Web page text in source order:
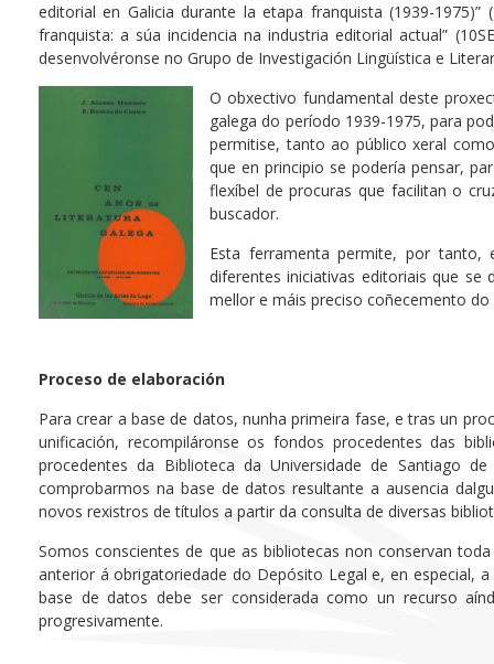
editorial en Galicia durante la etapa franquista (1939-
franquista: a súa incidencia na industria editorial actual”
desenvolvéronse no Grupo de Investigación Lingüística e
O obxectivo fundamental deste
galega do período 1939-1975, para
permitise, tanto ao público xeral
que en principio se podería pensar,
flexíbel de procuras que facilitan o
buscador.
Esta ferramenta permite, por tanto,
diferentes iniciativas editoriais que
mellor e máis preciso coñecemento
Proceso de elaboración
Para crear a base de datos, nunha primeira fase, e tras un
unificación, recompiláronse os fondos procedentes das
procedentes da Biblioteca da Universidade de Santiago
comprobarmos na base de datos resultante a ausencia
novos rexistros de títulos a partir da consulta de diversas
Somos conscientes de que as bibliotecas non conservan
anterior á obrigatoriedade do Depósito Legal e, en especial,
base de datos debe ser considerada como un recurso
progresivamente.